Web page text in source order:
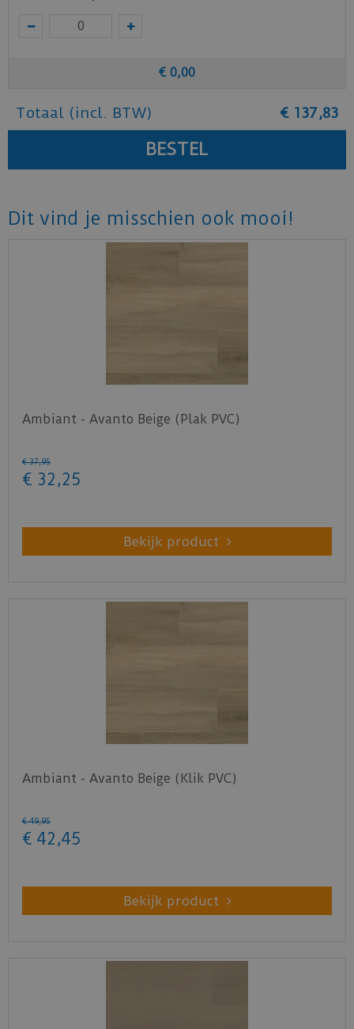
Staal aanvragen
hiergratis stalen aan bij
€ 0,00
Totaal (incl. BTW) € 137,83
Dit vind je misschien ook mooi!
Ambiant - Avanto Beige (Plak PVC)
€ 37,95
€ 32 ,25
Bekijk product
Ambiant - Avanto Beige (Klik PVC)
€ 49,95
€ 42 ,45
Bekijk product